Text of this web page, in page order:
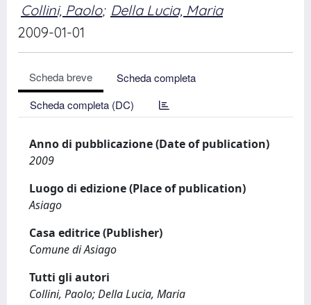
Collini, Paolo; Della Lucia, Maria
2009-01-01
Scheda breve
Scheda completa
Scheda completa (DC)
Anno di pubblicazione (Date of publication)
2009
Luogo di edizione (Place of publication)
Asiago
Casa editrice (Publisher)
Comune di Asiago
Tutti gli autori
Collini, Paolo; Della Lucia, Maria